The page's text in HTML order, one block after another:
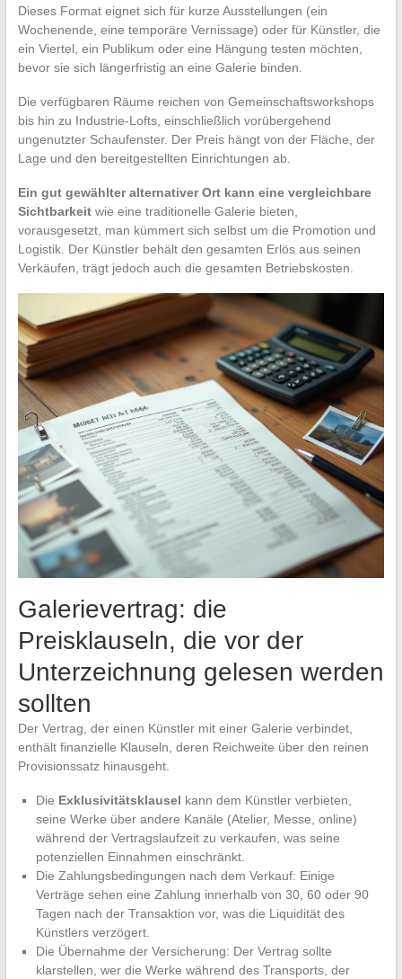
Dieses Format eignet sich für kurze Ausstellungen (ein
Wochenende, eine temporäre Vernissage) oder für Künstler, die
ein Viertel, ein Publikum oder eine Hängung testen möchten,
bevor sie sich längerfristig an eine Galerie binden.
Die verfügbaren Räume reichen von Gemeinschaftsworkshops
bis hin zu Industrie-Lofts, einschließlich vorübergehend
ungenutzter Schaufenster. Der Preis hängt von der Fläche, der
Lage und den bereitgestellten Einrichtungen ab.
Ein gut gewählter alternativer Ort kann eine vergleichbare
Sichtbarkeitwie eine traditionelle Galerie bieten,
vorausgesetzt, man kümmert sich selbst um die Promotion und
Logistik. Der Künstler behält den gesamten Erlös aus seinen
Verkäufen, trägt jedoch auch die gesamten Betriebskosten.
Galerievertrag: die
Preisklauseln, die vor der
Unterzeichnung gelesen werden
sollten
Der Vertrag, der einen Künstler mit einer Galerie verbindet,
enthält finanzielle Klauseln, deren Reichweite über den reinen
Provisionssatz hinausgeht.
Die Exklusivitätsklausel kann dem Künstler verbieten,
seine Werke über andere Kanäle (Atelier, Messe, online)
während der Vertragslaufzeit zu verkaufen, was seine
potenziellen Einnahmen einschränkt.
Die Zahlungsbedingungen nach dem Verkauf: Einige
Verträge sehen eine Zahlung innerhalb von 30, 60 oder 90
Tagen nach der Transaktion vor, was die Liquidität des
Künstlers verzögert.
Die Übernahme der Versicherung: Der Vertrag sollte
klarstellen, wer die Werke während des Transports, der